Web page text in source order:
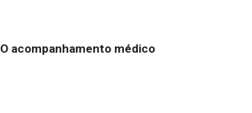
O acompanhamento médico